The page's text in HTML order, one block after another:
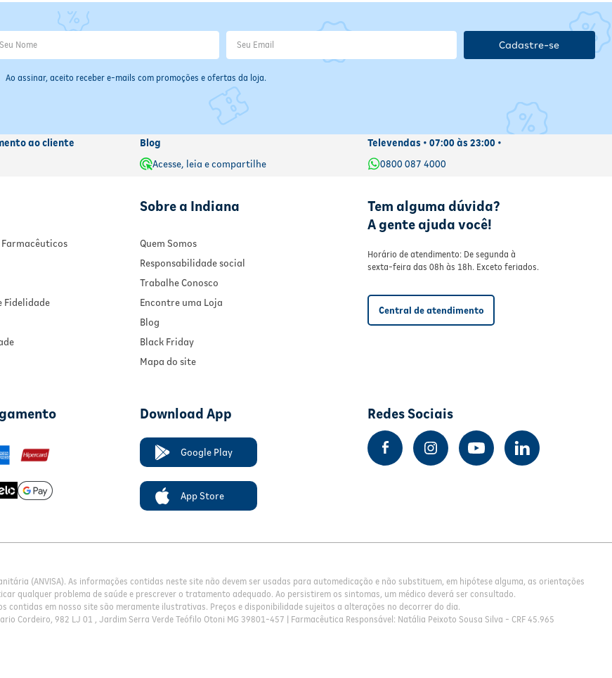
Ao assinar, aceito receber e-mails com promoções e ofertas da loja.
Cadastre-se
ao cliente
Blog
Acesse, leia e compartilhe
Televendas • 07:00 às 23:00 •
0800 087 4000
Fidelidade
Sobre a Indiana
Quem Somos
Responsabilidade social
Trabalhe Conosco
Encontre uma Loja
Blog
Black Friday
Mapa do site
Tem alguma dúvida?
A gente ajuda você!
Horário de atendimento: De segunda à
sexta-feira das 08h às 18h. Exceto feriados.
Central de atendimento
Download App
Google Play
App Store
Redes Sociais
(ANVISA). As informações contidas neste site não devem ser usadas para automedicação e não substituem, em hipótese alguma, as orientações
qualquer problema de saúde e prescrever o tratamento adequado. Ao persistirem os sintomas, um médico deverá ser consultado.
contidas em nosso site são meramente ilustrativas. Preços e disponibilidade sujeitos a alterações no decorrer do dia.
Cordeiro, 982 LJ 01 , Jardim Serra Verde Teófilo Otoni MG 39801-457 | Farmacêutica Responsável: Natália Peixoto Sousa Silva - CRF 45.965